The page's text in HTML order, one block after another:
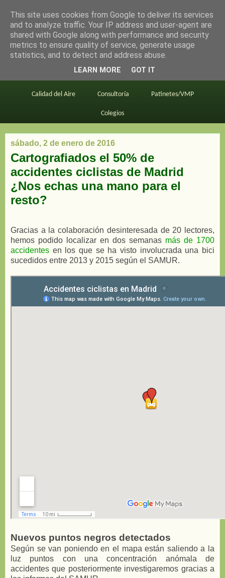
en bici por madrid
Este blog BiciMAD Primeros consejos
Calidad del Aire Consultoría Patinetes/VMP
Colegios
sábado, 2 de enero de 2016
Cartografiados el 50% de
accidentes ciclistas de Madrid
¿Nos echas una mano para el
resto?
Gracias a la colaboración desinteresada de 20 lectores,
hemos podido localizar en dos semanas más de 1700
accidentes en los que se ha visto involucrada una bici
sucedidos entre 2013 y 2015 según el SAMUR.
Nuevos puntos negros detectados
Según se van poniendo en el mapa están saliendo a la
luz puntos con una concentración anómala de
accidentes que posteriormente investigaremos gracias a
This site uses cookies from Google to deliver its services
and to analyze traffic. Your IP address and user-agent are
shared with Google along with performance and security
metrics to ensure quality of service, generate usage
statistics, and to detect and address abuse.
LEARN MORE GOT IT